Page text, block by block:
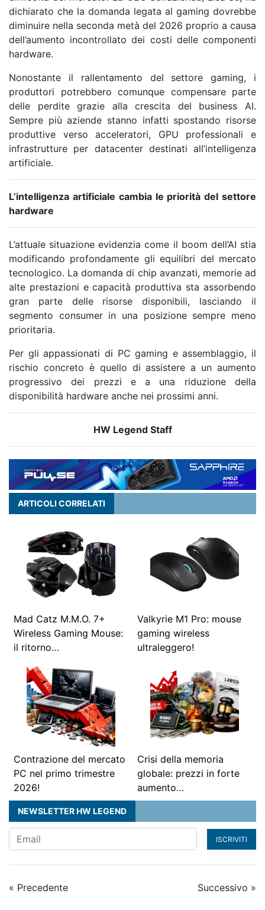
dichiarato che la domanda legata al gaming dovrebbe
diminuire nella seconda metà del 2026 proprio a causa
dell’aumento incontrollato dei costi delle componenti
hardware.
Nonostante il rallentamento del settore gaming, i
produttori potrebbero comunque compensare parte
delle perdite grazie alla crescita del business AI.
Sempre più aziende stanno infatti spostando risorse
produttive verso acceleratori, GPU professionali e
infrastrutture per datacenter destinati all’intelligenza
artificiale.
L’intelligenza artificiale cambia le priorità del settore
hardware
L’attuale situazione evidenzia come il boom dell’AI stia
modificando profondamente gli equilibri del mercato
tecnologico. La domanda di chip avanzati, memorie ad
alte prestazioni e capacità produttiva sta assorbendo
gran parte delle risorse disponibili, lasciando il
segmento consumer in una posizione sempre meno
prioritaria.
Per gli appassionati di PC gaming e assemblaggio, il
rischio concreto è quello di assistere a un aumento
progressivo dei prezzi e a una riduzione della
disponibilità hardware anche nei prossimi anni.
HW Legend Staff
ARTICOLI CORRELATI
Mad Catz M.M.O. 7+
Wireless Gaming Mouse:
il ritorno…
Valkyrie M1 Pro: mouse
gaming wireless
ultraleggero!
Contrazione del mercato
PC nel primo trimestre
2026!
Crisi della memoria
globale: prezzi in forte
aumento…
NEWSLETTER HW LEGEND
ISCRIVITI
« Precedente Successivo »